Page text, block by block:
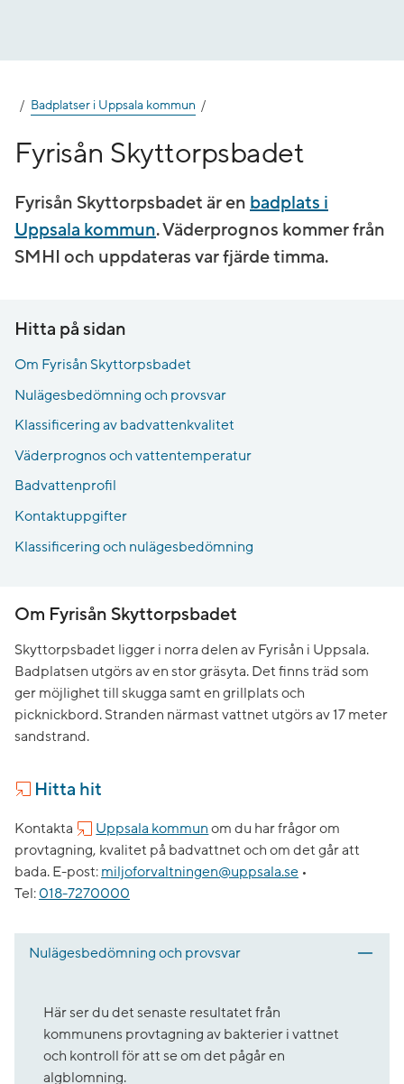
Badplatser i Uppsala kommun
Fyrisån Skyttorpsbadet
Fyrisån Skyttorpsbadet är en badplats i
Uppsala kommun. Väderprognos kommer från
SMHI och uppdateras var fjärde timma.
Hitta på sidan
Om Fyrisån Skyttorpsbadet
Nulägesbedömning och provsvar
Klassificering av badvattenkvalitet
Väderprognos och vattentemperatur
Badvattenprofil
Kontaktuppgifter
Klassificering och nulägesbedömning
Om Fyrisån Skyttorpsbadet
Skyttorpsbadet ligger i norra delen av Fyrisån i Uppsala.
Badplatsen utgörs av en stor gräsyta. Det finns träd som
ger möjlighet till skugga samt en grillplats och
picknickbord. Stranden närmast vattnet utgörs av 17 meter
sandstrand.
Hitta hit
Kontakta Uppsala kommun om du har frågor om
provtagning, kvalitet på badvattnet och om det går att
bada. E-post: miljoforvaltningen@uppsala.se •
Tel: 018-7270000
Nulägesbedömning och provsvar
Här ser du det senaste resultatet från
kommunens provtagning av bakterier i vattnet
och kontroll för att se om det pågår en
algblomning.